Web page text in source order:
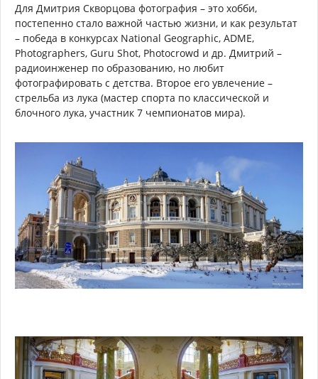
Для Дмитрия Скворцова фотография – это хобби,
постепенно стало важной частью жизни, и как результат
– победа в конкурсах National Geographic, ADME,
Photographers, Guru Shot, Photocrowd и др. Дмитрий –
радиоинженер по образованию, но любит
фотографировать с детства. Второе его увлечение –
стрельба из лука (мастер спорта по классической и
блочного лука, участник 7 чемпионатов мира).